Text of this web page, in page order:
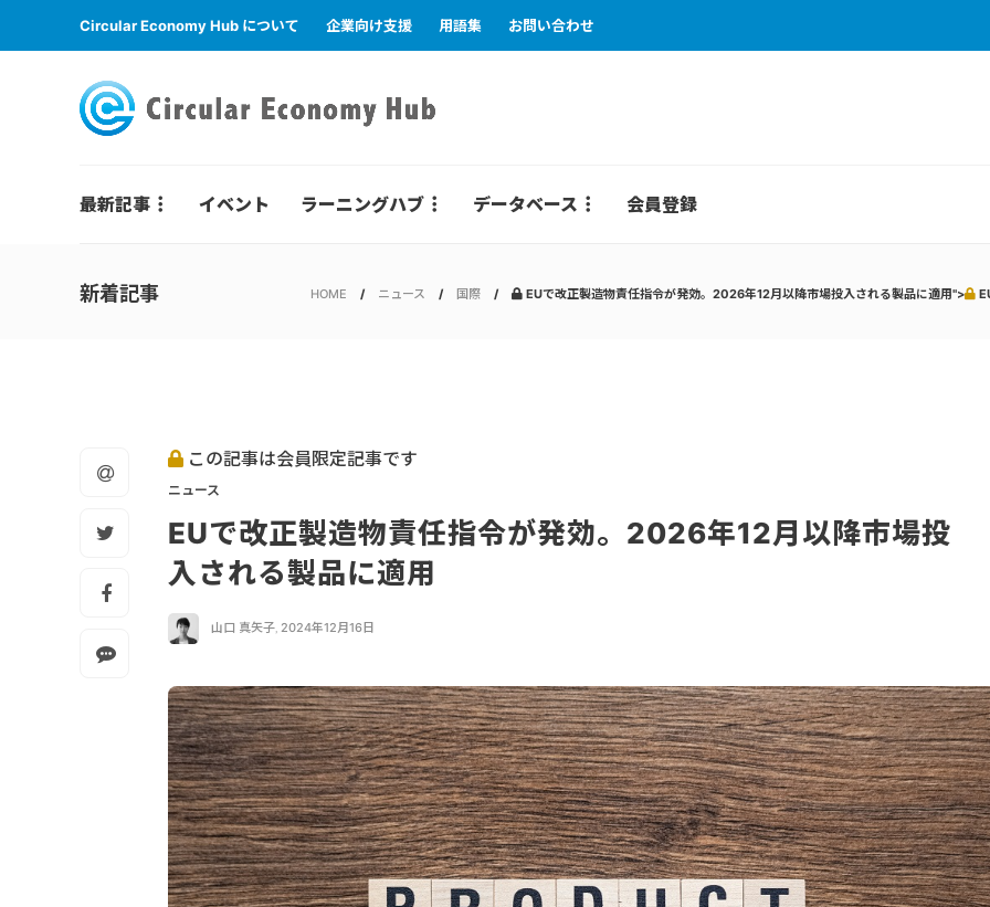
Circular Economy Hub について 企業向け支援 用語集 お問い合わせ
最新記事 イベント ラーニングハブ データベース 会員登録
新着記事 HOME ニュース 国際 EUで改正製造物責任指令が発効。2026年12月以降市場投入される製品に適用">
この記事は会員限定記事です
ニュース
EUで改正製造物責任指令が発効。2026年12月以降市場投
入される製品に適用
山口 真矢子, 2024年12月16日